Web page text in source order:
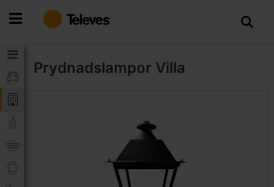
till
Prydnadslampor Villa